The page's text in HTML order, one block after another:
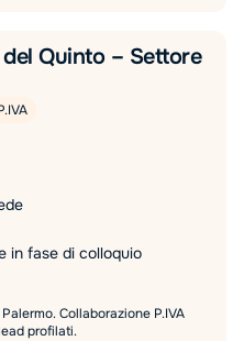
Quinto – Settore
in fase di colloquio
Collaborazione P.IVA
profilati.